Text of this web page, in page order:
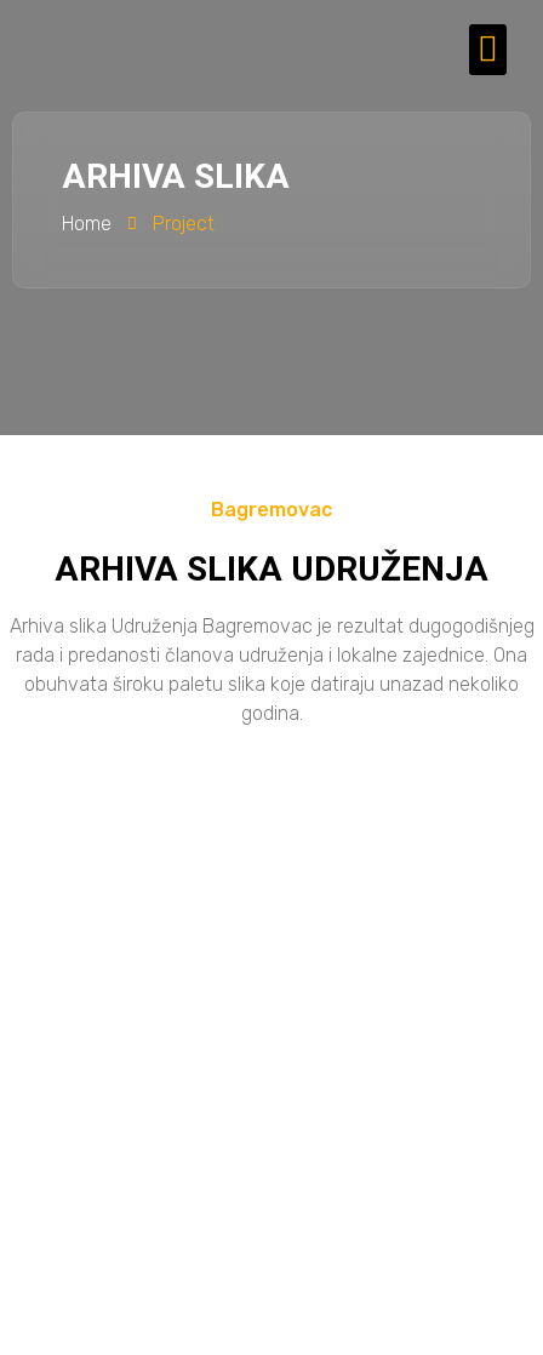
ARHIVA SLIKA
Home Project
Bagremovac
ARHIVA SLIKA UDRUŽENJA
Arhiva slika Udruženja Bagremovac je rezultat dugogodišnjeg
rada i predanosti članova udruženja i lokalne zajednice. Ona
obuhvata široku paletu slika koje datiraju unazad nekoliko
godina.